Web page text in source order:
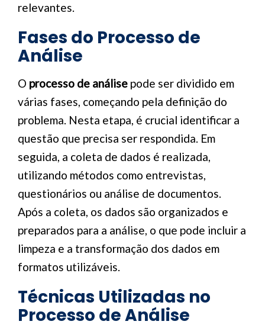
relevantes.
Fases do Processo de
Análise
O processo de análise pode ser dividido em
várias fases, começando pela definição do
problema. Nesta etapa, é crucial identificar a
questão que precisa ser respondida. Em
seguida, a coleta de dados é realizada,
utilizando métodos como entrevistas,
questionários ou análise de documentos.
Após a coleta, os dados são organizados e
preparados para a análise, o que pode incluir a
limpeza e a transformação dos dados em
formatos utilizáveis.
Técnicas Utilizadas no
Processo de Análise